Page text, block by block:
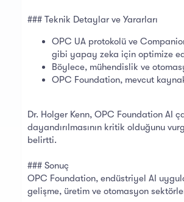
### Teknik Detaylar ve Yararları
OPC UA protokolü ve
gibi yapay zeka için optimize
Böylece, mühendislik ve
OPC Foundation, mevcut
Dr. Holger Kenn, OPC Foundation AI
dayandırılmasının kritik olduğunu
belirtti.
### Sonuç
OPC Foundation, endüstriyel AI
gelişme, üretim ve otomasyon